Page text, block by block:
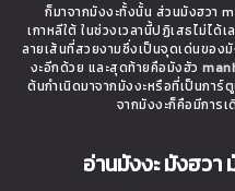
ก็มาจากมังงะทั้งนั้น ส่วนมังฮวา
เกาหลีใต้ ในช่วงเวลานี้ปฏิเสธไม่ได้
ลายเส้นที่สวยงามซึ่งเป็นจุดเด่นของ
งะอีกด้วย และสุดท้ายคือมังฮัว
ต้นกำเนิดมาจากมังงะหรือที่เป็นกา
จากมังงะก็คือมีการเ
อ่านมังงะ มังฮวา